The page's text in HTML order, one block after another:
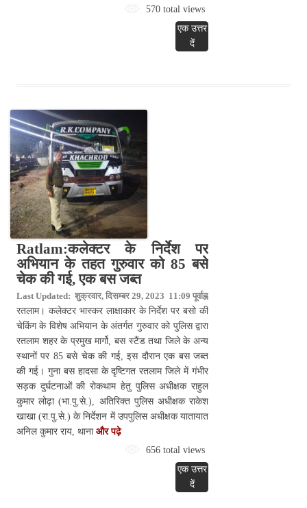
570 total views
एक उत्तर
दें
Ratlam:कलेक्टर के निर्देश पर
अभियान के तहत गुरुवार को 85 बसे
चेक की गई, एक बस जब्त
Last Updated: शुक्रवार, दिसम्बर 29, 2023 11:09 पूर्वाह्न
रतलाम। कलेक्टर भास्कर लाक्षाकार के निर्देश पर बसो की
चेकिंग के विशेष अभियान के अंतर्गत गुरुवार को पुलिस द्वारा
रतलाम शहर के प्रमुख मार्गो, बस स्टैंड तथा जिले के अन्य
स्थानों पर 85 बसे चेक की गई, इस दौरान एक बस जब्त
की गई। गुना बस हादसा के दृष्टिगत रतलाम जिले में गंभीर
सड़क दुर्घटनाओं की रोकथाम हेतु पुलिस अधीक्षक राहुल
कुमार लोढ़ा (भा.पु.से.), अतिरिक्त पुलिस अधीक्षक राकेश
खाखा (रा.पु.से.) के निर्देशन में उपपुलिस अधीक्षक यातायात
अनिल कुमार राय, थाना और पढ़े
656 total views
एक उत्तर
दें